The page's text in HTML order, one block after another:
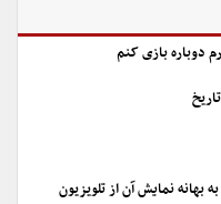
دوباره بازی کنم
بهانه نمایش آن از تلویزیون